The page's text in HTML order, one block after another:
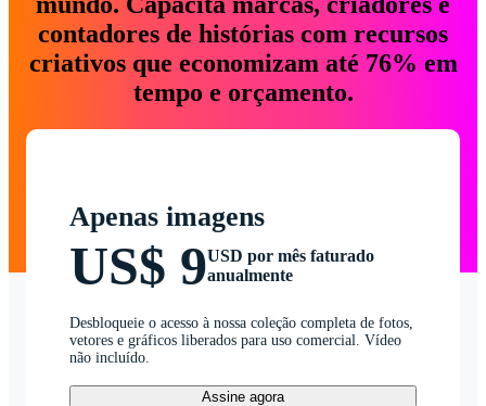
contadores de histórias com recursos
criativos que economizam até 76% em
tempo e orçamento.
Apenas imagens
US$ 9USD por mês faturado
anualmente
Desbloqueie o acesso à nossa coleção completa de fotos,
vetores e gráficos liberados para uso comercial. Vídeo
não incluído.
Assine agora